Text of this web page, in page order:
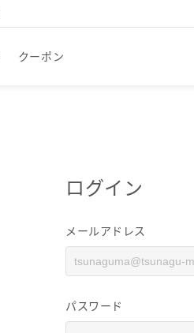
クーポン
ログイン
メールアドレス
パスワード